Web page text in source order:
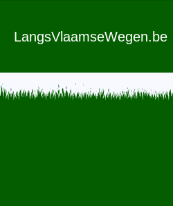
LangsVlaamseWegen.be